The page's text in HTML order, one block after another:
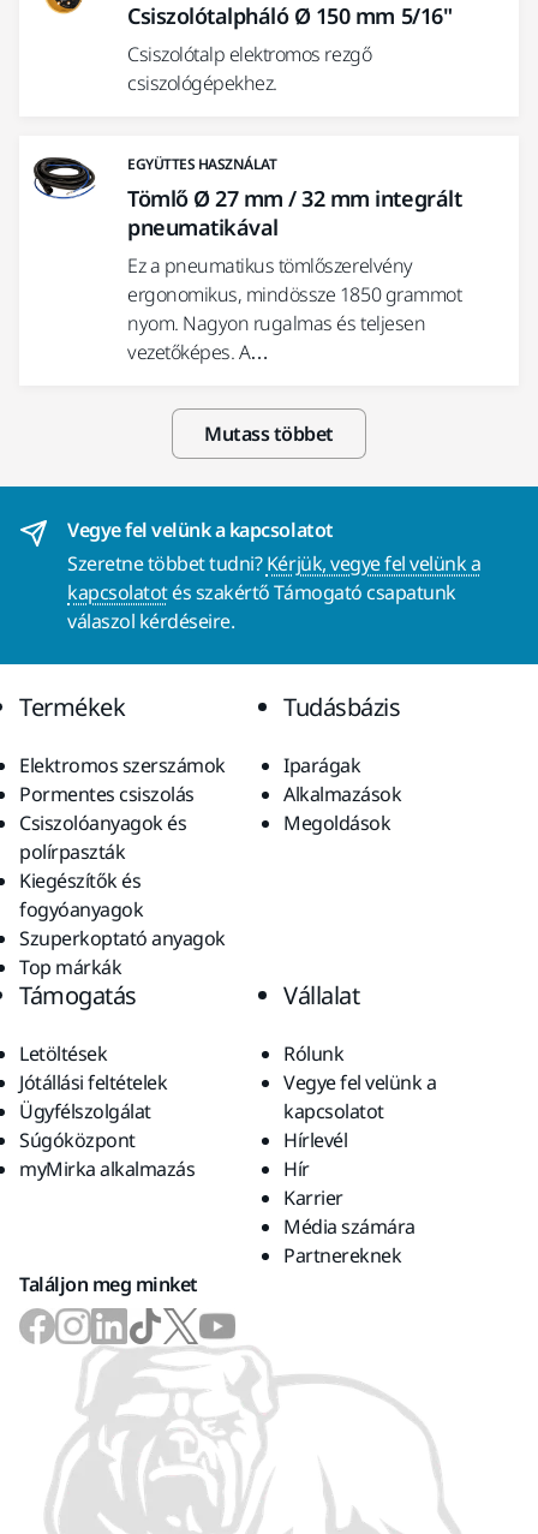
Csiszolótalpháló Ø 150 mm 5/16"
Csiszolótalp elektromos rezgő
csiszológépekhez.
EGYÜTTES HASZNÁLAT
Tömlő Ø 27 mm / 32 mm integrált
pneumatikával
Ez a pneumatikus tömlőszerelvény
ergonomikus, mindössze 1850 grammot
nyom. Nagyon rugalmas és teljesen
vezetőképes. A…
Mutass többet
Vegye fel velünk a kapcsolatot
Szeretne többet tudni?Kérjük, vegye fel velünk a
kapcsolatotés szakértő Támogató csapatunk
válaszol kérdéseire.
Termékek
Elektromos szerszámok
Pormentes csiszolás
Csiszolóanyagok és
polírpaszták
Kiegészítők és
fogyóanyagok
Szuperkoptató anyagok
Top márkák
Tudásbázis
Iparágak
Alkalmazások
Megoldások
Támogatás
Letöltések
Jótállási feltételek
Ügyfélszolgálat
Súgóközpont
myMirka alkalmazás
Vállalat
Rólunk
Vegye fel velünk a
kapcsolatot
Hírlevél
Hír
Karrier
Média számára
Partnereknek
Találjon meg minket